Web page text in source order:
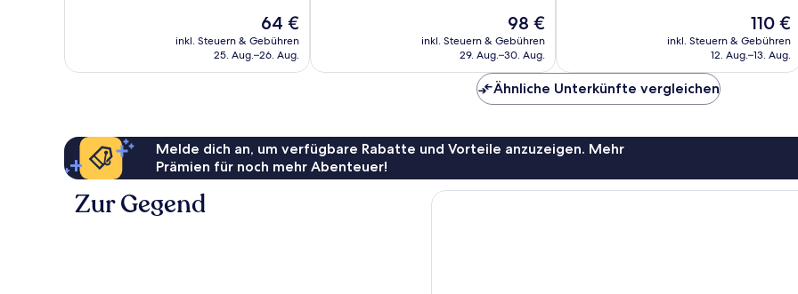
Der
Preis
beträgt
64 €
inkl. Steuern & Gebühren
25. Aug.–26. Aug.
Der
Preis
beträgt
98 €
inkl. Steuern & Gebühren
29. Aug.–30. Aug.
Der
Preis
beträgt
110 €
inkl. Steuern & Gebühren
12. Aug.–13. Aug.
Ähnliche Unterkünfte vergleichen
Melde dich an, um verfügbare Rabatte und Vorteile anzuzeigen. Mehr
Prämien für noch mehr Abenteuer!
Zur Gegend